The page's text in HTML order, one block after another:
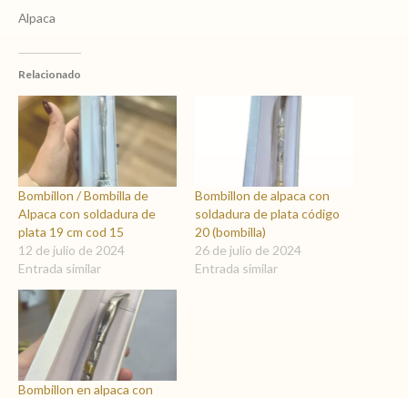
Alpaca
Relacionado
Bombillon / Bombilla de
Alpaca con soldadura de
plata 19 cm cod 15
12 de julio de 2024
Entrada similar
Bombillon de alpaca con
soldadura de plata código
20 (bombilla)
26 de julio de 2024
Entrada similar
Bombillon en alpaca con